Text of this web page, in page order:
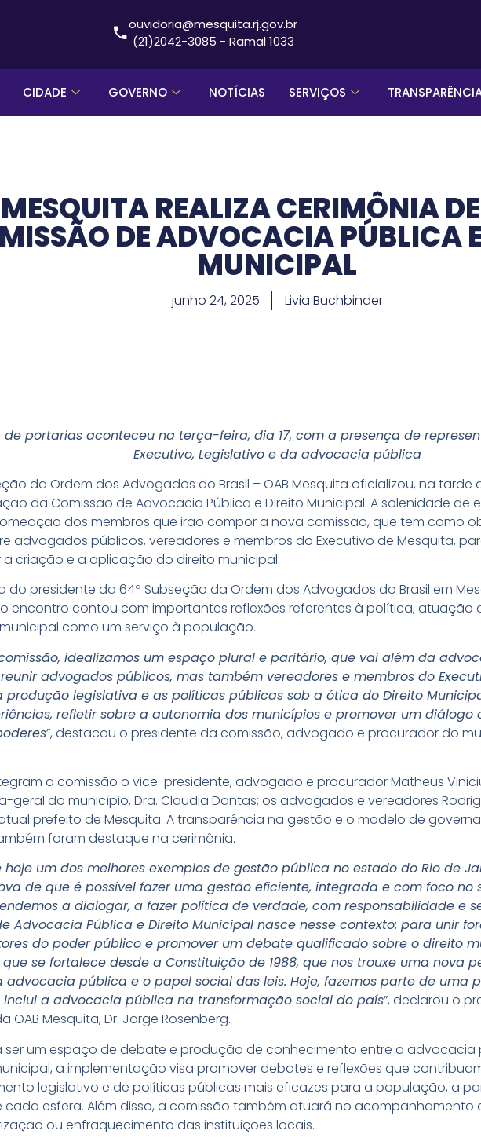
ouvidoria@mesquita.rj.gov.br
(21)2042-3085 - Ramal 1033
CIDADE GOVERNO NOTÍCIAS SERVIÇOS
REALIZA CERIMÔNIA
DE ADVOCACIA PÚBLICA
MUNICIPAL
junho 24, 2025 Livia Buchbinder
de portarias aconteceu na terça-feira, dia 17, com a presença de
Executivo, Legislativo e da advocacia pública
da Ordem dos Advogados do Brasil – OAB Mesquita oficializou, na tarde
da Comissão de Advocacia Pública e Direito Municipal. A solenidade de
dos membros que irão compor a nova comissão, que tem como
advogados públicos, vereadores e membros do Executivo de Mesquita,
criação e a aplicação do direito municipal.
do presidente da 64ª Subseção da Ordem dos Advogados do Brasil em
o encontro contou com importantes reflexões referentes à política, atuação
como um serviço à população.
idealizamos um espaço plural e paritário, que vai além da
advogados públicos, mas também vereadores e membros do
produção legislativa e as políticas públicas sob a ótica do Direito
refletir sobre a autonomia dos municípios e promover um diálogo
”, destacou o presidente da comissão, advogado e procurador do
a comissão o vice-presidente, advogado e procurador Matheus
geral do município, Dra. Claudia Dantas; os advogados e vereadores
prefeito de Mesquita. A transparência na gestão e o modelo de
foram destaque na cerimônia.
hoje um dos melhores exemplos de gestão pública no estado do Rio de
de que é possível fazer uma gestão eficiente, integrada e com foco no
a dialogar, a fazer política de verdade, com responsabilidade e
Advocacia Pública e Direito Municipal nasce nesse contexto: para unir
do poder público e promover um debate qualificado sobre o direito
se fortalece desde a Constituição de 1988, que nos trouxe uma nova
pública e o papel social das leis. Hoje, fazemos parte de uma
inclui a advocacia pública na transformação social do país”, declarou o
OAB Mesquita, Dr. Jorge Rosenberg.
ser um espaço de debate e produção de conhecimento entre a advocacia
a implementação visa promover debates e reflexões que
legislativo e de políticas públicas mais eficazes para a população, a
esfera. Além disso, a comissão também atuará no acompanhamento
ou enfraquecimento das instituições locais.